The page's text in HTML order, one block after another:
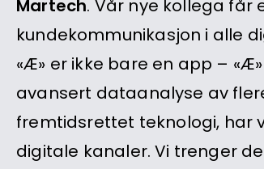
Martech. Vår nye kollega
kundekommunikasjon i alle
«Æ» er ikke bare en app –
avansert dataanalyse av
fremtidsrettet teknologi, har
digitale kanaler. Vi trenger